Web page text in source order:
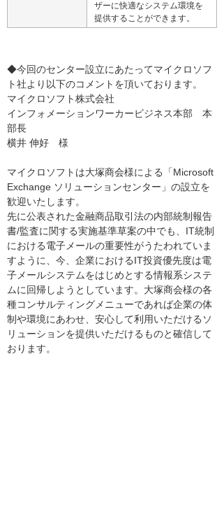
ザーに快適なシステム環境を
提供することができます。
◆今回のセンター設立にあたってマイクロソフ
ト社より以下のコメントを頂いております。
マイクロソフト株式会社
インフォメーションワーカービジネス本部 本
部長
横井 伸好 様
マイクロソフトは大塚商会様による「Microsoft
Exchange ソリューションセンター」の設立を
歓迎いたします。
先に公表された金融商品取引法の内部統制報告
書/監査に関する実施基準草案の中でも、IT統制
における電子メールの重要性がうたわれていま
すように、今、企業におけるIT投資優先度は電
子メールシステムをはじめとする情報系システ
ムに回帰しようとしています。大塚商会様の各
種コンサルティングメニューであれば企業の体
制や環境にあわせ、安心して利用いただけるソ
リューションを提供いただけるものと確信して
おります。